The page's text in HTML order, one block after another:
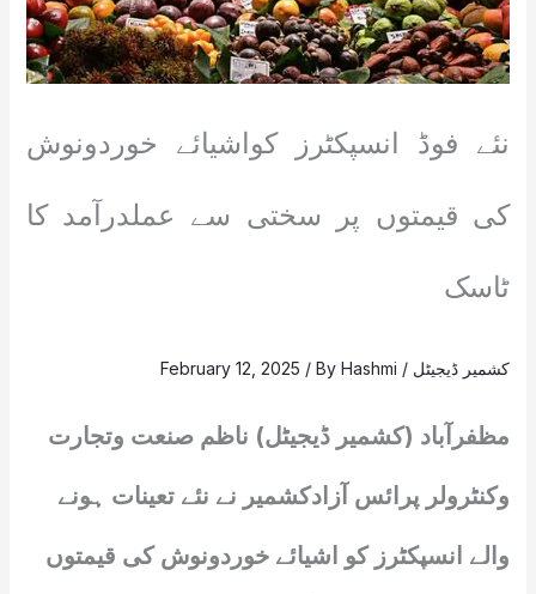
نئے فوڈ انسپکٹرز کواشیائے خوردونوش
کی قیمتوں پر سختی سے عملدرآمد کا
ٹاسک
کشمیر ڈیجیٹل /
February 12, 2025 / ByHashmi
مظفرآباد (کشمیر ڈیجیٹل) ناظم صنعت وتجارت
وکنٹرولر پرائس آزادکشمیر نے نئے تعینات ہونے
والے انسپکٹرز کو اشیائے خوردونوش کی قیمتوں